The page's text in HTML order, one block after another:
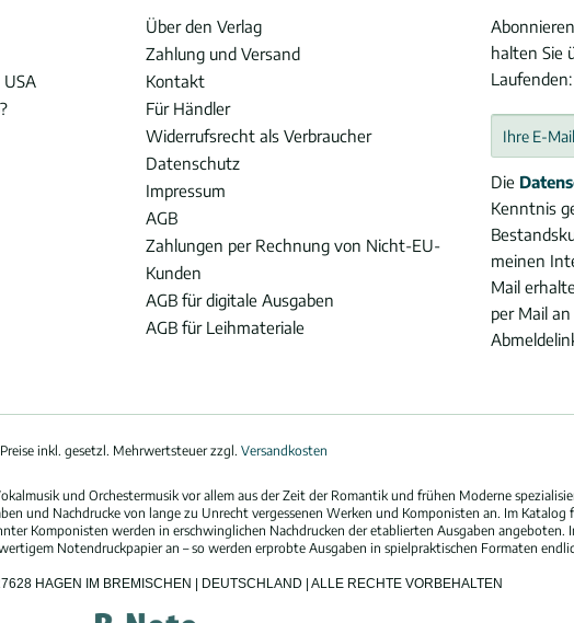
Über den Verlag
Zahlung und Versand
Kontakt
Für Händler
Widerrufsrecht als Verbraucher
Datenschutz
Impressum
AGB
Zahlungen per Rechnung von Nicht-EU-
Kunden
AGB für digitale Ausgaben
AGB für Leihmateriale
halten Sie
Laufenden:
Die
Kenntnis
meinen
Mail
per Mail
inkl. gesetzl. Mehrwertsteuer zzgl. Versandkosten
und Orchestermusik vor allem aus der Zeit der Romantik und frühen Moderne
und Nachdrucke von lange zu Unrecht vergessenen Werken und Komponisten an. Im
Komponisten werden in erschwinglichen Nachdrucken der etablierten Ausgaben angeboten.
Notendruckpapier an – so werden erprobte Ausgaben in spielpraktischen Formaten
HAGEN IM BREMISCHEN | DEUTSCHLAND | ALLE RECHTE VORBEHALTEN